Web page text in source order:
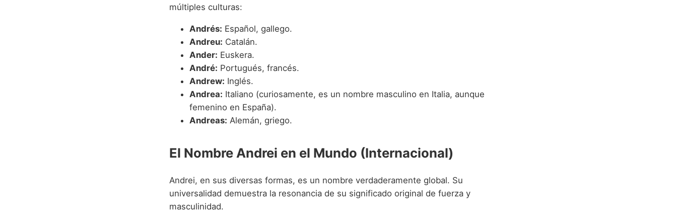
múltiples culturas:
Andrés: Español, gallego.
Andreu: Catalán.
Ander: Euskera.
André: Portugués, francés.
Andrew: Inglés.
Andrea: Italiano (curiosamente, es un nombre masculino en Italia, aunque
femenino en España).
Andreas: Alemán, griego.
El Nombre Andrei en el Mundo (Internacional)
Andrei, en sus diversas formas, es un nombre verdaderamente global. Su
universalidad demuestra la resonancia de su significado original de fuerza y
masculinidad.